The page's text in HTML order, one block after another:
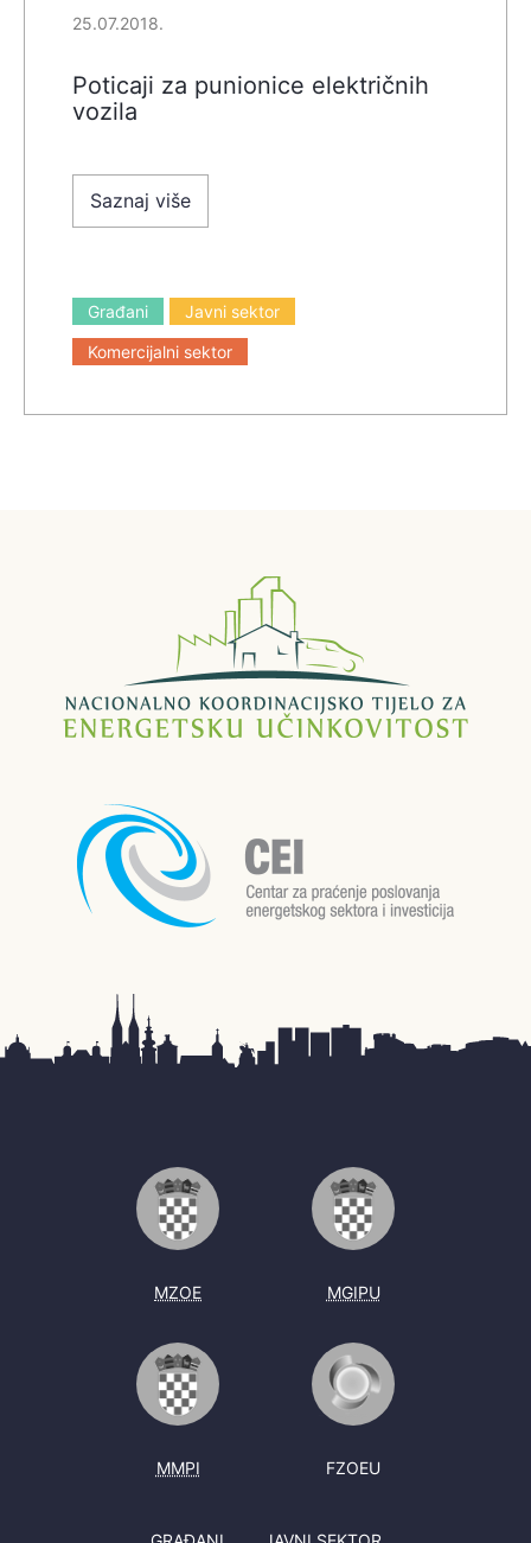
25.07.2018.
Poticaji za punionice električnih
vozila
Saznaj više
Građani
Javni sektor
Komercijalni sektor
MZOE MGIPU
MMPI FZOEU